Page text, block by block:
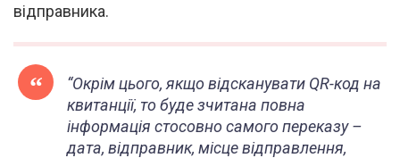
відправника.
“Окрім цього, якщо відсканувати QR-код на
квитанції, то буде зчитана повна
інформація стосовно самого переказу –
дата, відправник, місце відправлення,